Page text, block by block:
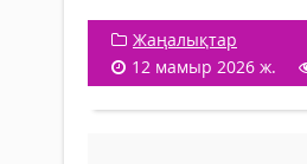
Жаңалықтар
12 мамыр 2026 ж.